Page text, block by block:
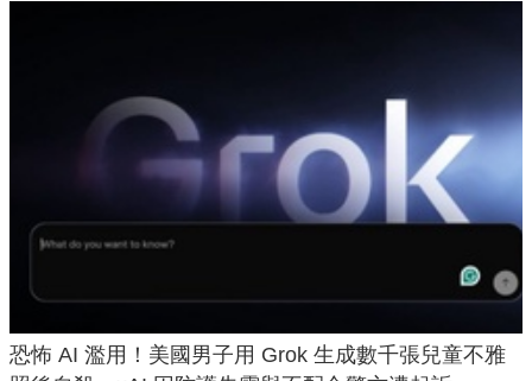
恐怖 AI 濫用！美國男子用 Grok 生成數千張兒童不雅